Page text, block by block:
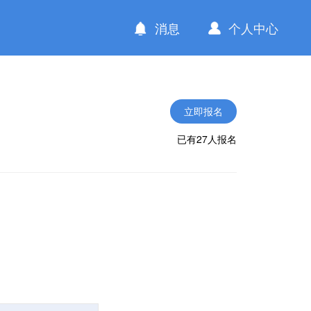
消息 个人中心
立即报名
已有27人报名